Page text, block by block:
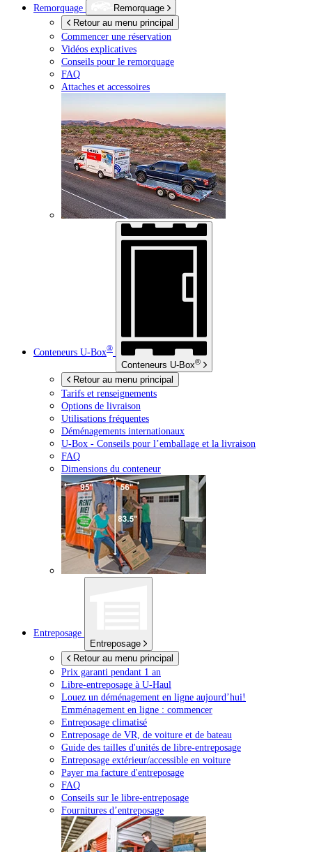
Remorquage
Remorquage
Retour au menu principal
Commencer une réservation
Vidéos explicatives
Conseils pour le remorquage
FAQ
Attaches et accessoires
Conteneurs U-Box®
Conteneurs U-Box®
Retour au menu principal
Tarifs et renseignements
Options de livraison
Utilisations fréquentes
Déménagements internationaux
U-Box - Conseils pour l’emballage et la livraison
FAQ
Dimensions du conteneur
Entreposage
Entreposage
Retour au menu principal
Prix garanti pendant 1 an
Libre-entreposage à U-Haul
Louez un déménagement en ligne aujourd’hui!
Emménagement en ligne : commencer
Entreposage climatisé
Entreposage de VR, de voiture et de bateau
Guide des tailles d'unités de libre-entreposage
Entreposage extérieur/accessible en voiture
Payer ma facture d'entreposage
FAQ
Conseils sur le libre-entreposage
Fournitures d’entreposage